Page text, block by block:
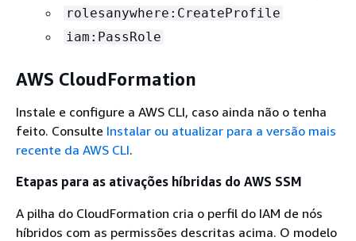
rolesanywhere:CreateProfile
iam:PassRole
AWS CloudFormation
Instale e configure a AWS CLI, caso ainda não o tenha
feito. Consulte Instalar ou atualizar para a versão mais
recente da AWS CLI.
Etapas para as ativações híbridas do AWS SSM
A pilha do CloudFormation cria o perfil do IAM de nós
híbridos com as permissões descritas acima. O modelo